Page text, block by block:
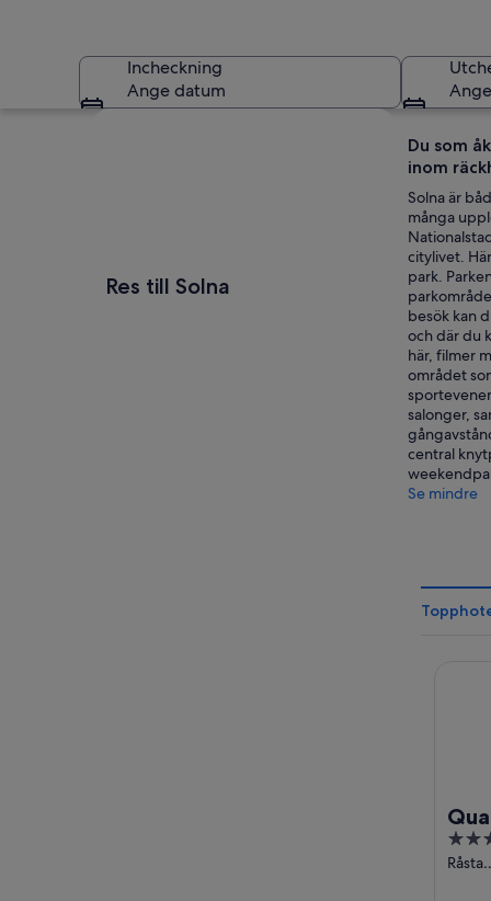
Incheckning
Ange datum
Res till Solna
Du som
inom
Solna är
många
citylivet.
park.
besök kan
och där du
här, filmer
området
salonger,
central
Se mindre
4
out
Råsta